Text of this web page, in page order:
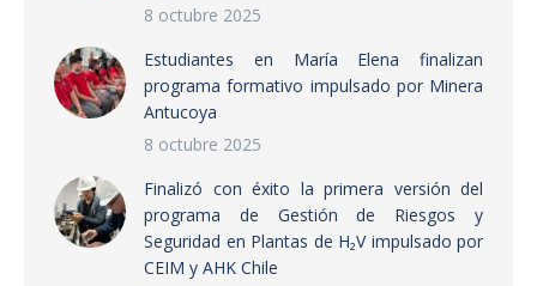
8 octubre 2025
Estudiantes en María Elena finalizan
programa formativo impulsado por Minera
Antucoya
8 octubre 2025
Finalizó con éxito la primera versión del
programa de Gestión de Riesgos y
Seguridad en Plantas de H₂V impulsado por
CEIM y AHK Chile